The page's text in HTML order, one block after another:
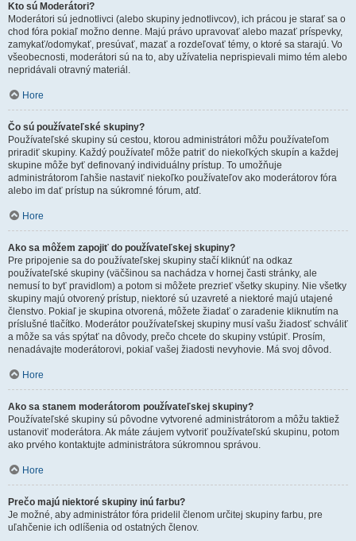
Kto sú Moderátori?
Moderátori sú jednotlivci (alebo skupiny jednotlivcov), ich prácou je starať sa o
chod fóra pokiaľ možno denne. Majú právo upravovať alebo mazať príspevky,
zamykať/odomykať, presúvať, mazať a rozdeľovať témy, o ktoré sa starajú. Vo
všeobecnosti, moderátori sú na to, aby užívatelia neprispievali mimo tém alebo
nepridávali otravný materiál.
Hore
Čo sú používateľské skupiny?
Používateľské skupiny sú cestou, ktorou administrátori môžu používateľom
priradiť skupiny. Každý používateľ môže patriť do niekoľkých skupín a každej
skupine môže byť definovaný individuálny prístup. To umožňuje
administrátorom ľahšie nastaviť niekoľko používateľov ako moderátorov fóra
alebo im dať prístup na súkromné fórum, atď.
Hore
Ako sa môžem zapojiť do používateľskej skupiny?
Pre pripojenie sa do používateľskej skupiny stačí kliknúť na odkaz
používateľské skupiny (väčšinou sa nachádza v hornej časti stránky, ale
nemusí to byť pravidlom) a potom si môžete prezrieť všetky skupiny. Nie všetky
skupiny majú otvorený prístup, niektoré sú uzavreté a niektoré majú utajené
členstvo. Pokiaľ je skupina otvorená, môžete žiadať o zaradenie kliknutím na
príslušné tlačítko. Moderátor používateľskej skupiny musí vašu žiadosť schváliť
a môže sa vás spýtať na dôvody, prečo chcete do skupiny vstúpiť. Prosím,
nenadávajte moderátorovi, pokiaľ vašej žiadosti nevyhovie. Má svoj dôvod.
Hore
Ako sa stanem moderátorom používateľskej skupiny?
Používateľské skupiny sú pôvodne vytvorené administrátorom a môžu taktiež
ustanoviť moderátora. Ak máte záujem vytvoriť používateľskú skupinu, potom
ako prvého kontaktujte administrátora súkromnou správou.
Hore
Prečo majú niektoré skupiny inú farbu?
Je možné, aby administrátor fóra pridelil členom určitej skupiny farbu, pre
uľahčenie ich odlíšenia od ostatných členov.